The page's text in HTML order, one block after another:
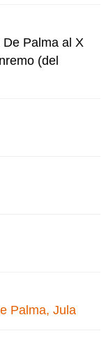
Palma al X
(del
Palma, Jula